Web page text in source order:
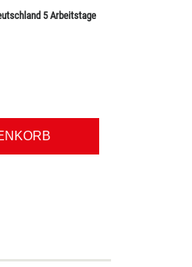
5 Arbeitstage